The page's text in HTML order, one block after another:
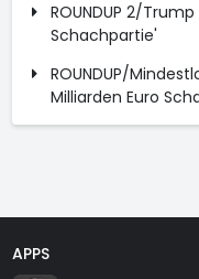
ROUNDUP 2/
Schachpartie'
ROUNDUP/
Milliarden Euro
APPS